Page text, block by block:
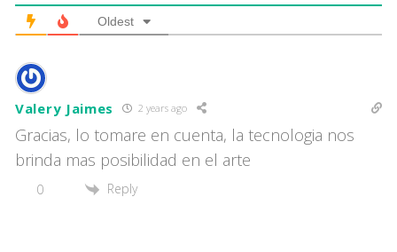
Oldest
Valery Jaimes 2 years ago
Gracias, lo tomare en cuenta, la tecnologia nos
brinda mas posibilidad en el arte
0 Reply